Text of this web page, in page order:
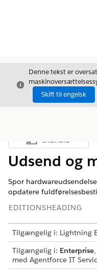
Luk
Denne tekst er
Skift til engelsk
Vis
Indhold
Udsend og
Spor
opdatere
EDITIONSHEADING
Tilgængelig i: Lightning
Tilgængelig i: Enterprise,
med Agentforce IT